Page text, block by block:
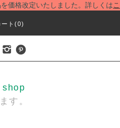
いたしました。詳しくは こちら を
ート(0)
shop
す。